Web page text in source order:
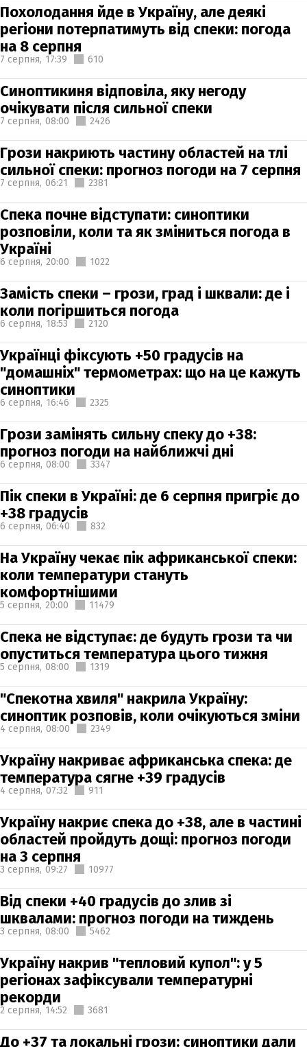
Похолодання йде в Україну, але деякі
регіони потерпатимуть від спеки: погода
на 8 серпня
7 серпня, 17:39 610
Синоптикиня відповіла, яку негоду
очікувати після сильної спеки
7 серпня, 08:00 2426
Грози накриють частину областей на тлі
сильної спеки: прогноз погоди на 7 серпня
7 серпня, 06:21 2381
Спека почне відступати: синоптики
розповіли, коли та як зміниться погода в
Україні
6 серпня, 20:00 1022
Замість спеки – грози, град і шквали: де і
коли погіршиться погода
6 серпня, 18:53 2120
Українці фіксують +50 градусів на
"домашніх" термометрах: що на це кажуть
синоптики
6 серпня, 16:46 2325
Грози замінять сильну спеку до +38:
прогноз погоди на найближчі дні
6 серпня, 08:00 3347
Пік спеки в Україні: де 6 серпня пригріє до
+38 градусів
6 серпня, 06:40 832
На Україну чекає пік африканської спеки:
коли температури стануть
комфортнішими
5 серпня, 20:00 11479
Спека не відступає: де будуть грози та чи
опуститься температура цього тижня
5 серпня, 08:00 1319
"Спекотна хвиля" накрила Україну:
синоптик розповів, коли очікуються зміни
4 серпня, 08:00 2349
Україну накриває африканська спека: де
температура сягне +39 градусів
4 серпня, 07:32 911
Україну накриє спека до +38, але в частині
областей пройдуть дощі: прогноз погоди
на 3 серпня
3 серпня, 09:27 10977
Від спеки +40 градусів до злив зі
шквалами: прогноз погоди на тиждень
3 серпня, 08:00 5462
Україну накрив "тепловий купол": у 5
регіонах зафіксували температурні
рекорди
2 серпня, 14:52 3681
До +37 та локальні грози: синоптики дали